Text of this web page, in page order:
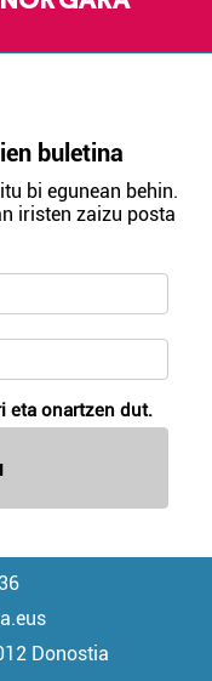
buletina
bi egunean behin.
iristen zaizu posta
eta onartzen dut.
Donostia